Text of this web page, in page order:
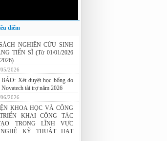
điểm
chế tạo hệ thống xác định
thể độ chính xác cao dựa trên
liệu biến hóa
NGHIÊN CỨU SINH
TIẾN SĨ (Từ 01/01/2026
2026
Xét duyệt học bổng do
Novatech tài trợ năm 2026
2026
KHOA HỌC VÀ CÔNG
KHAI CÔNG TÁC
TRONG LĨNH VỰC
KỸ THUẬT HẠT